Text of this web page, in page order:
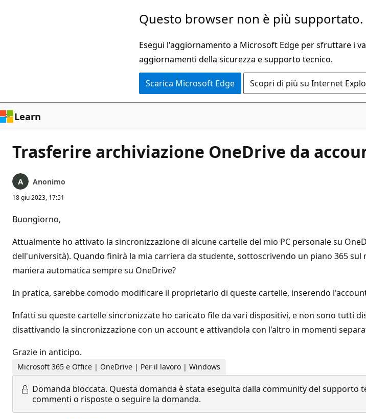
Questo browser non è più supportato.
Esegui l'aggiornamento a Microsoft Edge per sfruttare i
aggiornamenti della sicurezza e supporto tecnico.
Scarica Microsoft Edge Scopri di più su Internet
Learn
Trasferire archiviazione OneDrive da
Anonimo
18 giu 2023, 17:51
Buongiorno,
Attualmente ho attivato la sincronizzazione di alcune cartelle del mio PC personale su
dell'università). Quando finirà la mia carriera da studente, sottoscrivendo un piano 365
maniera automatica sempre su OneDrive?
In pratica, sarebbe comodo modificare il proprietario di queste cartelle, inserendo
Infatti su queste cartelle sincronizzate ho caricato file da vari dispositivi, e non sono tutti
disattivando la sincronizzazione con un account e attivandola con l'altro in momenti
Grazie in anticipo.
Microsoft 365 e Office | OneDrive | Per il lavoro | Windows
Domanda bloccata. Questa domanda è stata eseguita dalla community del supporto
commenti o risposte o seguire la domanda.